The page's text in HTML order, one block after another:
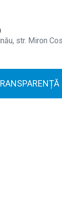
str. Miron